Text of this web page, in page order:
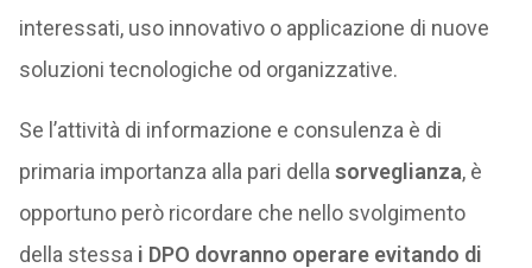
interessati, uso innovativo o applicazione di nuove
soluzioni tecnologiche od organizzative.
Se l’attività di informazione e consulenza è di
primaria importanza alla pari della sorveglianza, è
opportuno però ricordare che nello svolgimento
della stessa i DPO dovranno operare evitando di